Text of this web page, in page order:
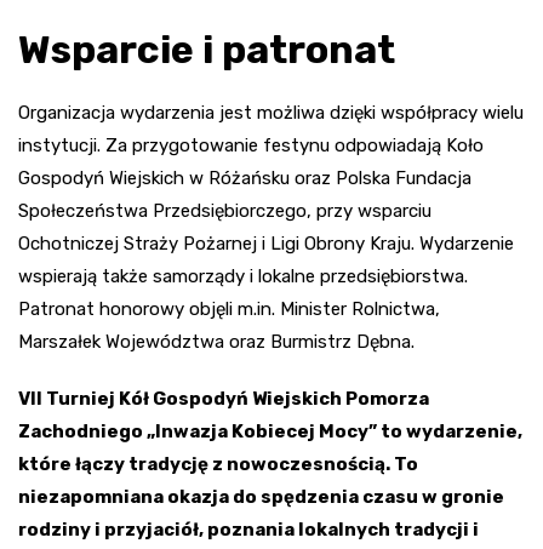
Wsparcie i patronat
Organizacja wydarzenia jest możliwa dzięki współpracy wielu
instytucji. Za przygotowanie festynu odpowiadają Koło
Gospodyń Wiejskich w Różańsku oraz Polska Fundacja
Społeczeństwa Przedsiębiorczego, przy wsparciu
Ochotniczej Straży Pożarnej i Ligi Obrony Kraju. Wydarzenie
wspierają także samorządy i lokalne przedsiębiorstwa.
Patronat honorowy objęli m.in. Minister Rolnictwa,
Marszałek Województwa oraz Burmistrz Dębna.
VII Turniej Kół Gospodyń Wiejskich Pomorza
Zachodniego „Inwazja Kobiecej Mocy” to wydarzenie,
które łączy tradycję z nowoczesnością. To
niezapomniana okazja do spędzenia czasu w gronie
rodziny i przyjaciół, poznania lokalnych tradycji i